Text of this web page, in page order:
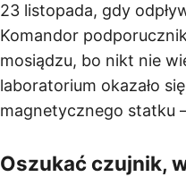
23 listopada, gdy
Komandor
mosiądzu, bo nikt nie
laboratorium okazało
magnetycznego statku
Oszukać czujnik,